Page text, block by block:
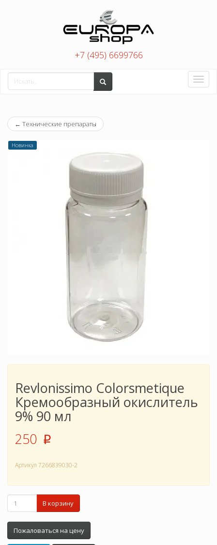
+7 (495) 6699766
Toggle
← Технические препараты
Новинка
Revlonissimo Colorsmetique
Кремообразный окислитель
9% 90 мл
250 p
Артикул 7266839030-2
В корзину
Пожаловаться на цену